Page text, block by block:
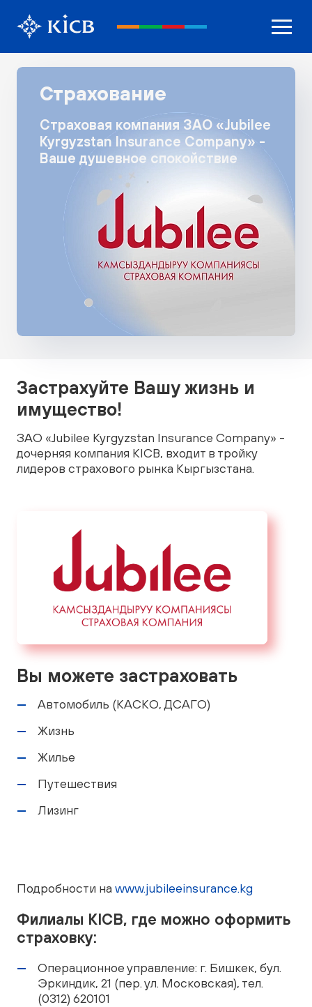
Страхование
Страховая компания ЗАО «Jubilee
Kyrgyzstan Insurance Company» -
Ваше душевное спокойствие
Застрахуйте Вашу жизнь и
имущество!
ЗАО «Jubilee Kyrgyzstan Insurance Company» -
дочерняя компания KICB, входит в тройку
лидеров страхового рынка Кыргызстана.
Вы можете застраховать
Автомобиль (КАСКО, ДСАГО)
Жизнь
Жилье
Путешествия
Лизинг
Подробности на www.jubileeinsurance.kg
Филиалы KICB, где можно оформить
страховку:
Операционное управление: г. Бишкек, бул.
Эркиндик, 21 (пер. ул. Московская), тел.
(0312) 620101